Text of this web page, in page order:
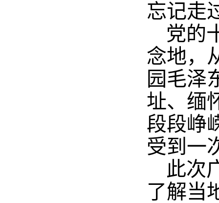
忘记走
党的
念地，
园毛泽
址、缅
段段峥
受到一
此次
了解当